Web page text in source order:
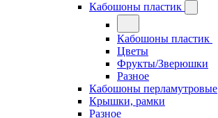
Кабошоны пластик
Кабошоны пластик
Цветы
Фрукты/Зверюшки
Разное
Кабошоны перламутровые
Крышки, рамки
Разное